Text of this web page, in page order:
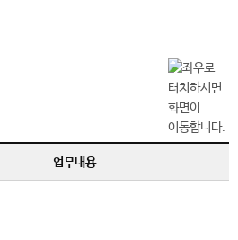
업무내용